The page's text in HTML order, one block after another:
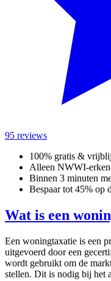
95 reviews
100% gratis &
Alleen NWWI-
Binnen 3 minuten
Bespaar tot 45% op
Wat is een
Een woningtaxatie is een
uitgevoerd door een
wordt gebruikt om de
stellen. Dit is nodig bij het